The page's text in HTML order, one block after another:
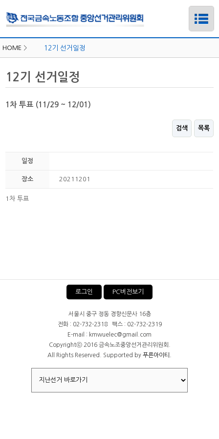
하위메뉴
HOME > 12기 선거일정
12기 선거일정
1차 투표 (11/29 ~ 12/01)
검색 목록
일정
장소 20211201
1차 투표
로그인 PC버전보기
서울시 중구 정동 경향신문사 16층
전화 : 02-732-2318 팩스 : 02-732-2319
E-mail : kmwuelec@gmail.com
Copyrightⓒ 2016 금속노조중앙선거관리위원회.
All Rights Reserved. Supported by 푸른아이티.